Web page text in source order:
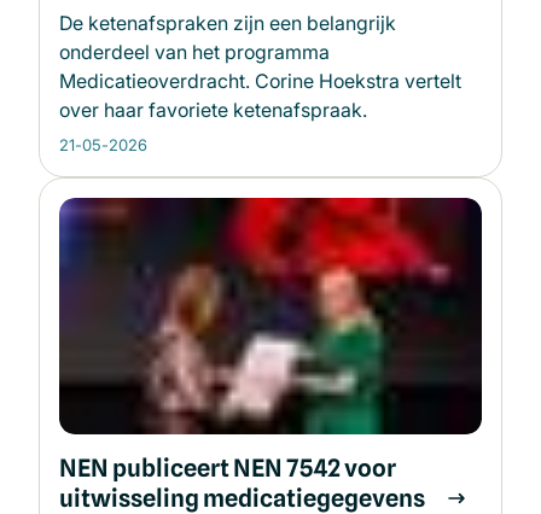
De ketenafspraken zijn een belangrijk
onderdeel van het programma
Medicatieoverdracht. Corine Hoekstra vertelt
over haar favoriete ketenafspraak.
21-05-2026
NEN publiceert NEN 7542 voor
uitwisseling medicatiegegevens